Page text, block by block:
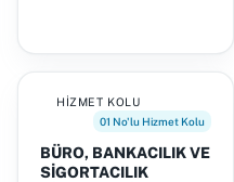
HIZMET KOLU
01 No'lu Hizmet Kolu
BÜRO, BANKACILIK VE
SİGORTACILIK